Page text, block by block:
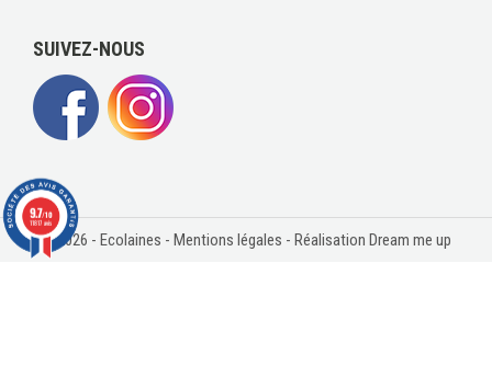
SUIVEZ-NOUS
© 2026 - Ecolaines - Mentions légales - Réalisation Dream me up
9.7/10
11817 avis